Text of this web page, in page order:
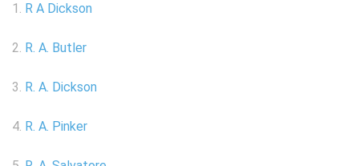
1. R A Dickson
2. R. A. Butler
3. R. A. Dickson
4. R. A. Pinker